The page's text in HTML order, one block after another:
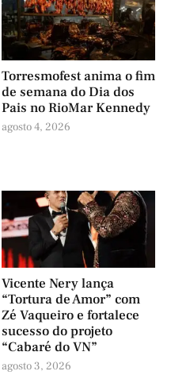
Torresmofest anima o fim
de semana do Dia dos
Pais no RioMar Kennedy
agosto 4, 2026
Vicente Nery lança
“Tortura de Amor” com
Zé Vaqueiro e fortalece
sucesso do projeto
“Cabaré do VN”
agosto 3, 2026